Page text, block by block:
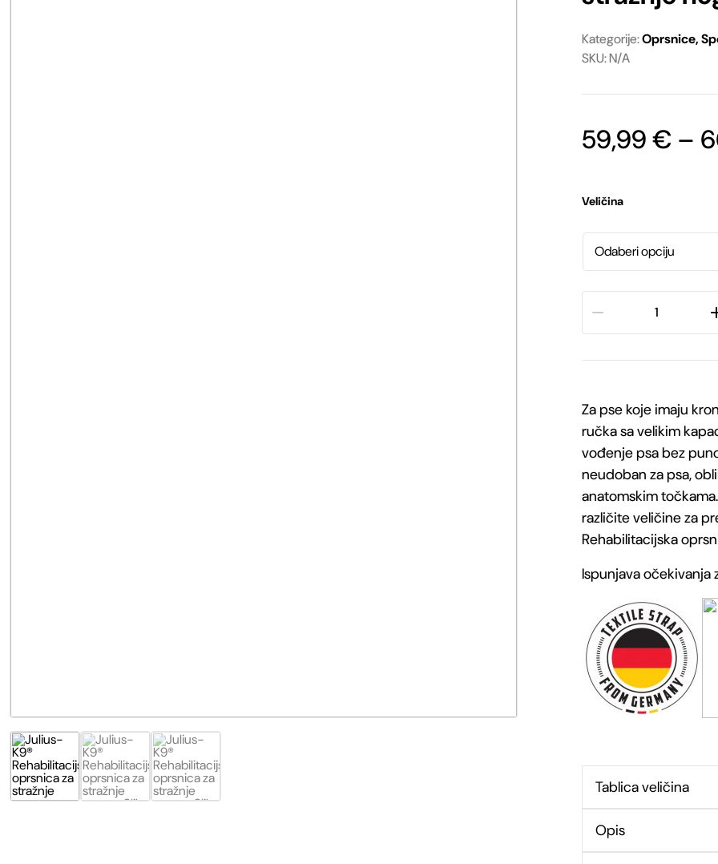
Ostala oprema
Kategorije:Oprsnice,
SKU: N/A
59,99€ –
Veličina
oprsnica
stražnje
noge
količina
Za pse koje imaju
ručka sa velikim
vođenje psa bez
neudoban za psa,
anatomskim
različite veličine za
Rehabilitacijska
Ispunjava očekivanja
Tablica veličina
Opis